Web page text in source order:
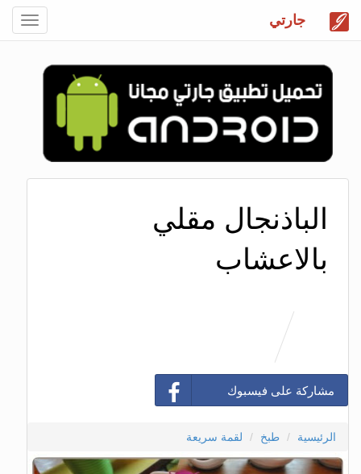
جارتي
الباذنجال مقلي
بالاعشاب
مشاركة على فيسبوك
الرئيسية طبخ لقمة سريعة